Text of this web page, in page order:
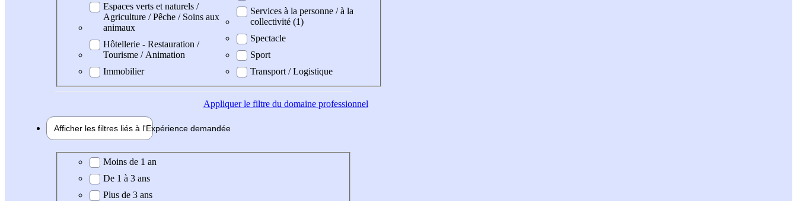
Espaces verts et naturels /
Agriculture / Pêche / Soins aux
animaux
Hôtellerie - Restauration /
Tourisme / Animation
Immobilier
Services à la personne / à la
collectivité (1)
Spectacle
Sport
Transport / Logistique
Appliquerle filtre du domaine professionnel
Afficher les filtres liés à l'Expérience demandée
Expérience demandée
Moins de 1 an
De 1 à 3 ans
Plus de 3 ans